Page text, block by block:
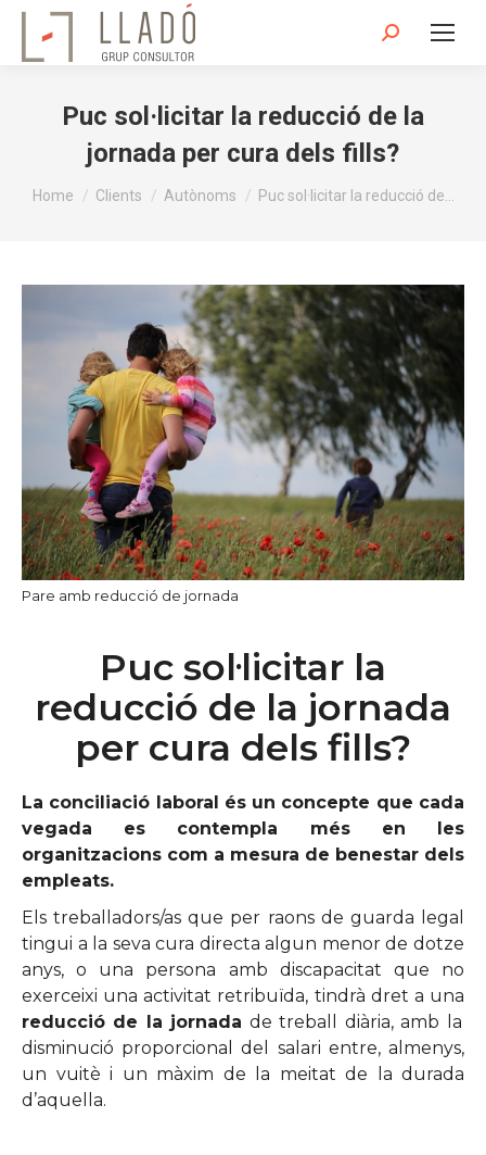
Search:
Puc sol·licitar la reducció de la
jornada per cura dels fills?
You are here:
Home Clients Autònoms Puc sol·licitar la reducció de…
Pare amb reducció de jornada
Puc sol·licitar la
reducció de la jornada
per cura dels fills?
La conciliació laboral és un concepte que cada
vegada es contempla més en les
organitzacions com a mesura de benestar dels
empleats.
Els treballadors/as que per raons de guarda legal
tingui a la seva cura directa algun menor de dotze
anys, o una persona amb discapacitat que no
exerceixi una activitat retribuïda, tindrà dret a una
reducció de la jornada de treball diària, amb la
disminució proporcional del salari entre, almenys,
un vuitè i un màxim de la meitat de la durada
d’aquella.